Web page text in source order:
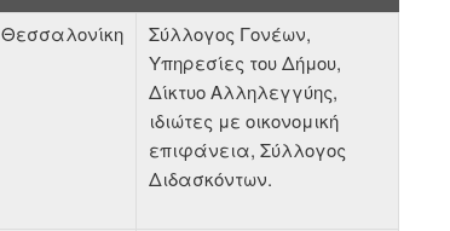
Θεσσαλονίκη
Σύλλογος Γονέων,
Υπηρεσίες του Δήμου,
Δίκτυο Αλληλεγγύης,
ιδιώτες με οικονομική
επιφάνεια, Σύλλογος
Διδασκόντων.